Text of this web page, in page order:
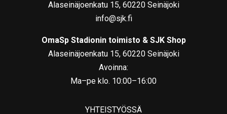
Alaseinäjoenkatu 15, 60220 Seinäjoki
info@sjk.fi
OmaSp Stadionin toimisto & SJK Shop
Alaseinäjoenkatu 15, 60220 Seinäjoki
Avoinna:
Ma–pe klo. 10:00–16:00
YHTEISTYÖSSÄ